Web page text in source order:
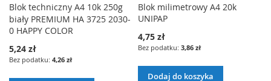
Blok techniczny A4 10k 250g
biały PREMIUM HA 3725 2030-
0 HAPPY COLOR
5,24 zł
4,26 zł
Blok milimetrowy A4 20k
UNIPAP
4,75 zł
3,86 zł
Dodaj do koszyka